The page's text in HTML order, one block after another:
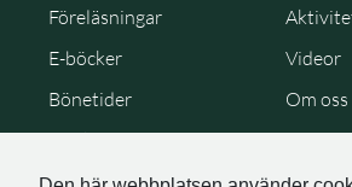
Föreläsningar
E-böcker
Videor
Bönetider
Om oss
Cookie Policy